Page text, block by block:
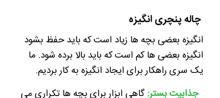
چاله پنچری انگیزه
انگیزه بعضی بچه ها زیاد است که باید حفظ بشود
انگیزه بعضی ها کم است که باید بالا برده شود. ما
یک سری راهکار برای ایجاد انگیزه به کار بردیم.
جذابیت بستر:گاهی ابزار برای بچه ها تکراری می